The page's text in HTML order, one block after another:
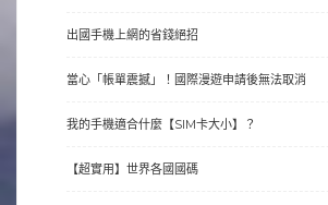
出國手機上網的省錢絕招
當心「帳單震撼」！國際漫遊申請後無法取消
我的手機適合什麼【SIM卡大小】？
【超實用】世界各國國碼